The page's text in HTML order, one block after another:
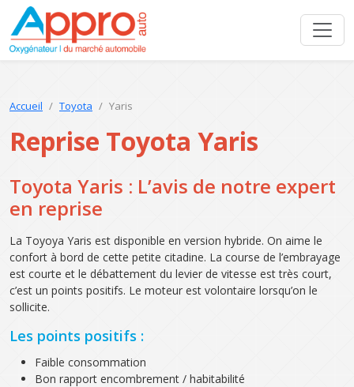
Accueil Toyota Yaris
Reprise Toyota Yaris
Toyota Yaris : L’avis de notre expert
en reprise
La Toyoya Yaris est disponible en version hybride. On aime le
confort à bord de cette petite citadine. La course de l’embrayage
est courte et le débattement du levier de vitesse est très court,
c’est un points positifs. Le moteur est volontaire lorsqu’on le
sollicite.
Les points positifs :
Faible consommation
Bon rapport encombrement / habitabilité